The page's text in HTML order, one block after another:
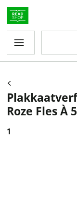
Roze Fles À
1